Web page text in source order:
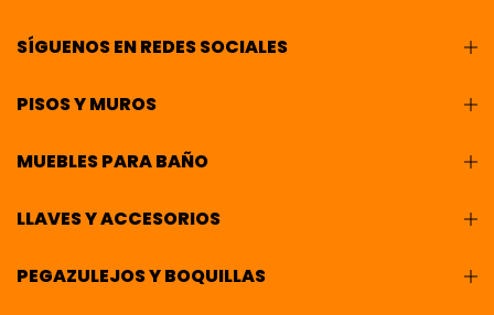
SÍGUENOS EN REDES SOCIALES
PISOS Y MUROS
MUEBLES PARA BAÑO
LLAVES Y ACCESORIOS
PEGAZULEJOS Y BOQUILLAS